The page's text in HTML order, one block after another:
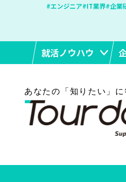
#エンジニア#IT業界#企業
就活ノウハウ